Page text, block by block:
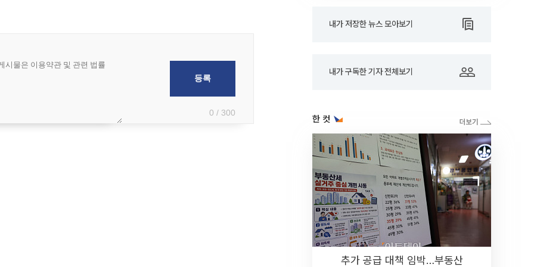
0 / 300
내가 저장한 뉴스 모아보기
내가 구독한 기자 전체보기
한 컷
추가 공급 대책 임박…부동산